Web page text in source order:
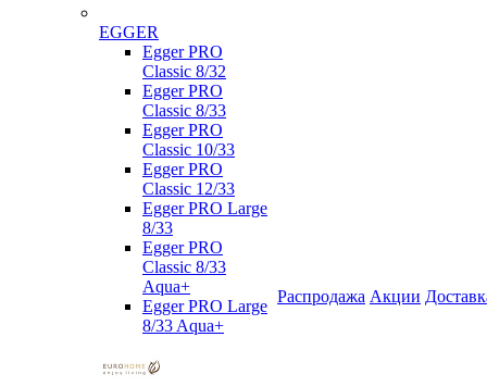
EGGER
Egger PRO
Classic 8/32
Egger PRO
Classic 8/33
Egger PRO
Classic 10/33
Egger PRO
Classic 12/33
Egger PRO Large
8/33
Egger PRO
Classic 8/33
Aqua+
Egger PRO Large
8/33 Aqua+
Распродажа Акции